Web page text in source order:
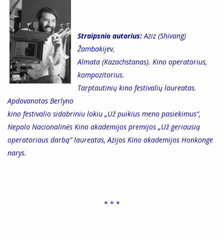
Straipsnio autorius: Aziz (Shivang)
Žambakijev,
Almata (Kazachstanas). Kino operatorius,
kompozitorius.
Tarptautinių kino festivalių laureatas.
Apdovanotas Berlyno
kino festivalio sidabriniu lokiu „Už puikius meno pasiekimus“,
Nepalo Nacionalinės Kino akademijos premijos „Už geriausią
operatoriaus darbą“ laureatas, Azijos Kino akademijos Honkonge
narys.
* * *